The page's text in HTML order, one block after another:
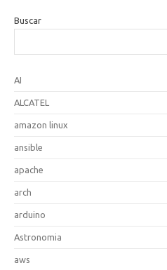
Buscar
AI
ALCATEL
amazon linux
ansible
apache
arch
arduino
Astronomia
aws